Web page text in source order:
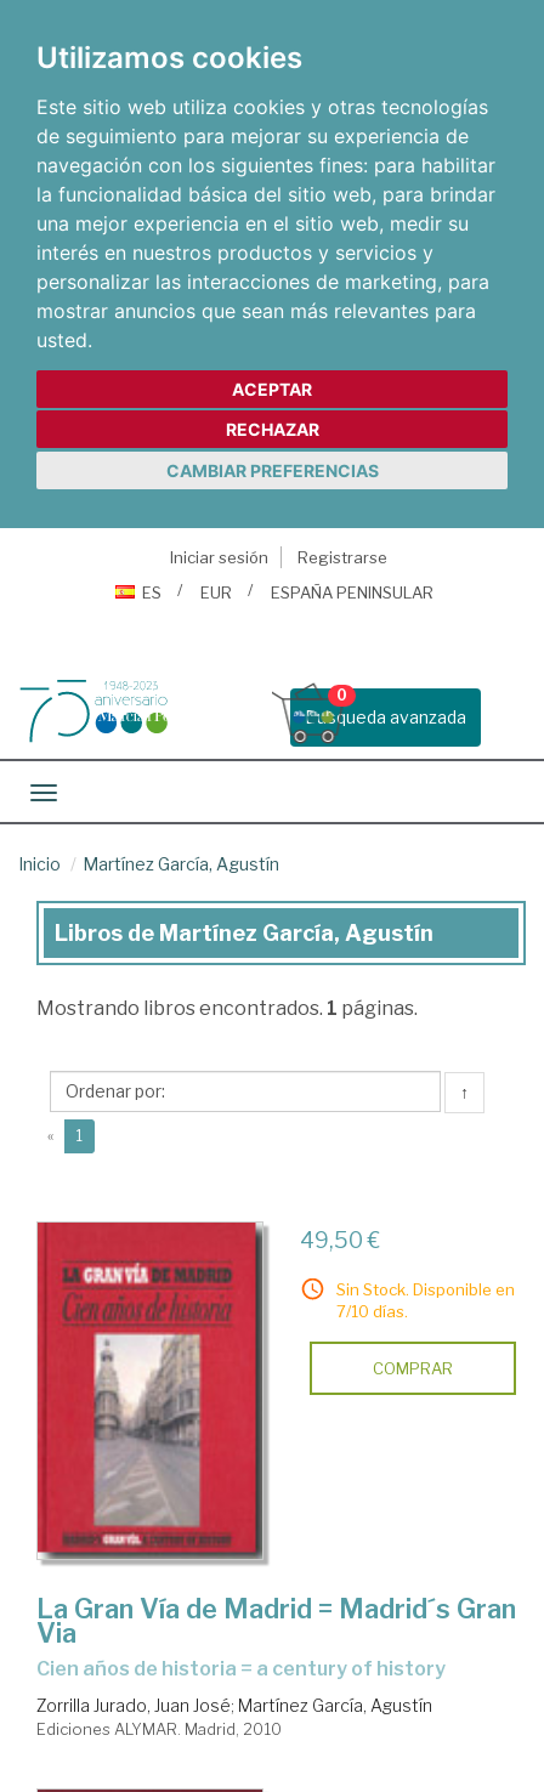
Utilizamos cookies
Este sitio web utiliza cookies y otras tecnologías
de seguimiento para mejorar su experiencia de
navegación con los siguientes fines: para habilitar
la funcionalidad básica del sitio web, para brindar
una mejor experiencia en el sitio web, medir su
interés en nuestros productos y servicios y
personalizar las interacciones de marketing, para
mostrar anuncios que sean más relevantes para
usted.
ACEPTAR
RECHAZAR
CAMBIAR PREFERENCIAS
Iniciar sesión
Registrarse
ES
EUR ESPAÑA PENINSULAR
Busqueda avanzada
0
Toggle navigation
Inicio Martínez García, Agustín
Libros
Martínez
Agustín
Libros de Martínez García, Agustín
Mostrando libros encontrados. 1 páginas.
↑
« 1
49,50 €
Sin Stock. Disponible en
7/10 días.
COMPRAR
La Gran Vía de Madrid = Madrid´s Gran
Via
cien años de historia = a century of history
Zorrilla Jurado, Juan José; Martínez García, Agustín
Ediciones ALYMAR. Madrid, 2010